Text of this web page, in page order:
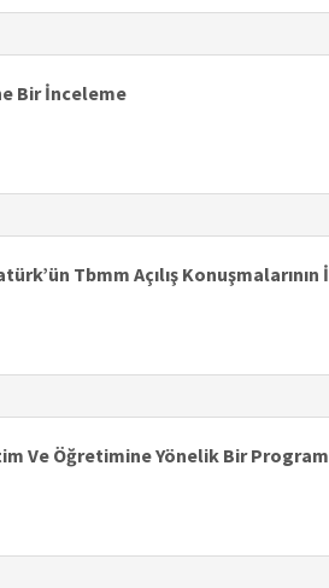
Bir İnceleme
Tbmm Açılış Konuşmalarının
Öğretimine Yönelik Bir Program